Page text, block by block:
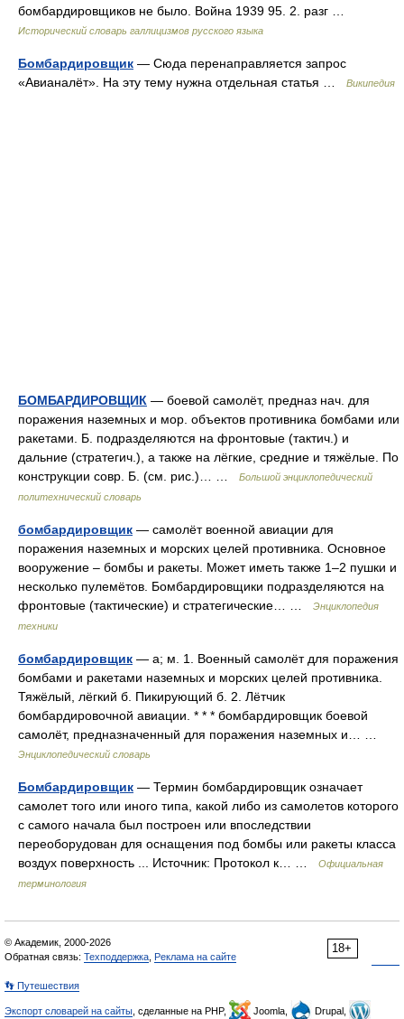
бомбардировщиков не было. Война 1939 95. 2. разг …
Исторический словарь галлицизмов русского языка
Бомбардировщик — Сюда перенаправляется запрос
«Авианалёт». На эту тему нужна отдельная статья …
Википедия
БОМБАРДИРОВЩИК — боевой самолёт, предназ нач. для
поражения наземных и мор. объектов противника бомбами или
ракетами. Б. подразделяются на фронтовые (тактич.) и
дальние (стратегич.), а также на лёгкие, средние и тяжёлые. По
конструкции совр. Б. (см. рис.)… …
Большой энциклопедический
политехнический словарь
бомбардировщик — самолёт военной авиации для
поражения наземных и морских целей противника. Основное
вооружение – бомбы и ракеты. Может иметь также 1–2 пушки и
несколько пулемётов. Бомбардировщики подразделяются на
фронтовые (тактические) и стратегические… …
Энциклопедия
техники
бомбардировщик — а; м. 1. Военный самолёт для поражения
бомбами и ракетами наземных и морских целей противника.
Тяжёлый, лёгкий б. Пикирующий б. 2. Лётчик
бомбардировочной авиации. * * * бомбардировщик боевой
самолёт, предназначенный для поражения наземных и… …
Энциклопедический словарь
Бомбардировщик — Термин бомбардировщик означает
самолет того или иного типа, какой либо из самолетов которого
с самого начала был построен или впоследствии
переоборудован для оснащения под бомбы или ракеты класса
воздух поверхность ... Источник: Протокол к… …
Официальная
терминология
18+
© Академик, 2000-2026
Обратная связь: Техподдержка Реклама на сайте
👣 Путешествия
Экспорт словарей на сайты , сделанные на PHP, Joomla,
Drupal,